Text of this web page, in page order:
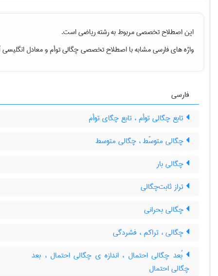
این اصطلاح تخصصی مربوط به رشتهرياضیاست.
واژه های فارسی مشابه با اصطلاح تخصصیچگالی توأمو معادل
فارسی
تابع چگالی توأم ، تابع چگای توأم
چگالی متوسّط ، چگالی متوسط
چگالی بار
تراز ثابت‌چگالی
چگالی بحرانی
چگالی ، تراکم ، فشردگی
بُعد چگالی احتمال ، اندازه ی چگالی احتمال ، بعد
چگالی احتمال